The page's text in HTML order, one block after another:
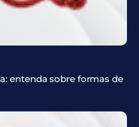
entenda sobre formas de